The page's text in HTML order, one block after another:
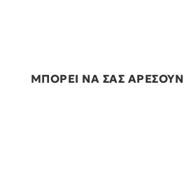
ΜΠΟΡΕΙ ΝΑ ΣΑΣ ΑΡΕΣΟΥΝ